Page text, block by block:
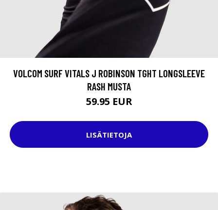
VOLCOM SURF VITALS J ROBINSON TGHT LONGSLEEVE
RASH MUSTA
59.95 EUR
LISÄTIETOJA